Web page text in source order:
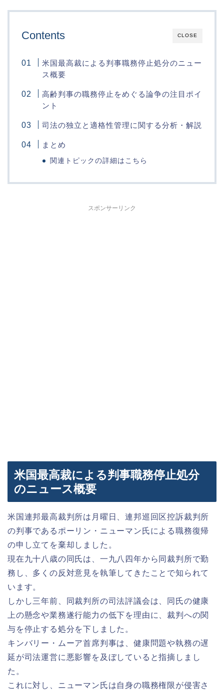
CLOSE
Contents
米国最高裁による判事職務停止処分のニュー
ス概要
高齢判事の職務停止をめぐる論争の注目ポイ
ント
司法の独立と適格性管理に関する分析・解説
まとめ
関連トピックの詳細はこちら
スポンサーリンク
米国最高裁による判事職務停止処分
のニュース概要
米国連邦最高裁判所は月曜日、連邦巡回区控訴裁判所
の判事であるポーリン・ニューマン氏による職務復帰
の申し立てを棄却しました。
現在九十八歳の同氏は、一九八四年から同裁判所で勤
務し、多くの反対意見を執筆してきたことで知られて
います。
しかし三年前、同裁判所の司法評議会は、同氏の健康
上の懸念や業務遂行能力の低下を理由に、裁判への関
与を停止する処分を下しました。
キンバリー・ムーア首席判事は、健康問題や執務の遅
延が司法運営に悪影響を及ぼしていると指摘しまし
た。
これに対し、ニューマン氏は自身の職務権限が侵害さ